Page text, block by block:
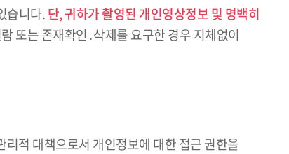
습니다.단, 귀하가 촬영된 개인영상정보 및 명백히
또는 존재확인․삭제를 요구한 경우 지체없이
적 대책으로서 개인정보에 대한 접근 권한을